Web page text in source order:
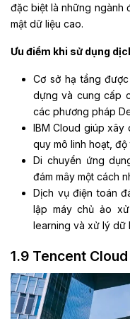
đặc biệt là những ngành
mật dữ liệu cao.
Ưu điểm khi sử dụng
Cơ sở hạ tầng
dựng và cung cấp
các phương pháp
IBM Cloud giúp
quy mô linh hoạt,
Di chuyển ứng
đám mây một cách
Dịch vụ điện toán
lập máy chủ ảo
learning và xử lý dữ
1.9 Tencent Cloud